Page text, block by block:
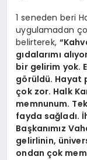
1 seneden beri
uygulamadan
belirterek,
gıdalarımı
bir gelirim yok.
görüldü. Hayat
çok zor. Halk
memnunum.
fayda sağladı.
Başkanımız
gelirlinin,
ondan çok